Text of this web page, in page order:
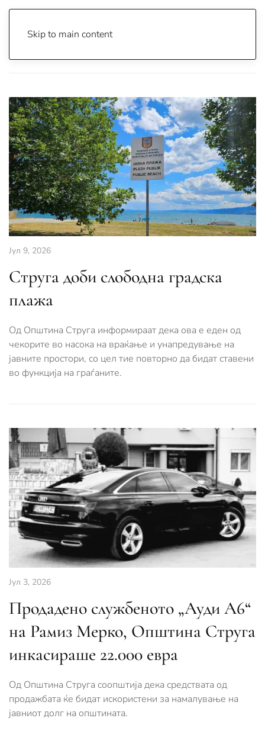
Skip to main content
Јул 9, 2026
Струга доби слободна градска
плажа
Од Општина Струга информираат дека ова е еден од
чекорите во насока на враќање и унапредување на
јавните простори, со цел тие повторно да бидат ставени
во функција на граѓаните.
Јул 3, 2026
Продадено службеното „Ауди А6“
на Рамиз Мерко, Општина Струга
инкасираше 22.000 евра
Од Општина Струга соопштија дека средствата од
продажбата ќе бидат искористени за намалување на
јавниот долг на општината.